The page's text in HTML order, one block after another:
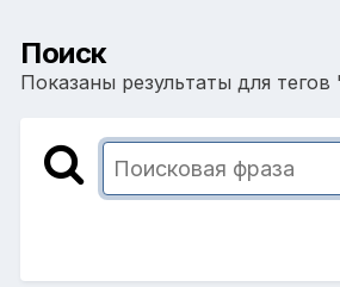
Поиск
Показаны результаты для тегов